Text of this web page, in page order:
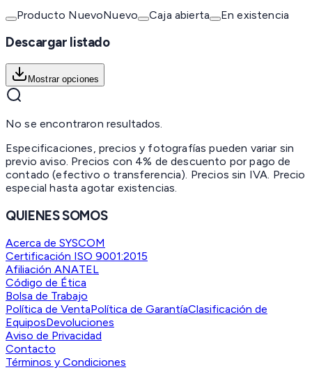
Producto NuevoNuevo Caja abierta En existencia
Descargar listado
Mostrar opciones
No se encontraron resultados.
Especificaciones, precios y fotografías pueden variar sin
previo aviso. Precios con 4% de descuento por pago de
contado (efectivo o transferencia). Precios sin IVA. Precio
especial hasta agotar existencias.
QUIENES SOMOS
Acerca de SYSCOM
Certificación ISO 9001:2015
Afiliación ANATEL
Código de Ética
Bolsa de Trabajo
Política de VentaPolítica de GarantíaClasificación de
EquiposDevoluciones
Aviso de Privacidad
Contacto
Términos y Condiciones